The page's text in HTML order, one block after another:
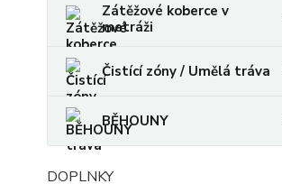
Zátěžové koberce v
metráži
Čistící zóny / Umělá tráva
BĚHOUNY
DOPLNKY